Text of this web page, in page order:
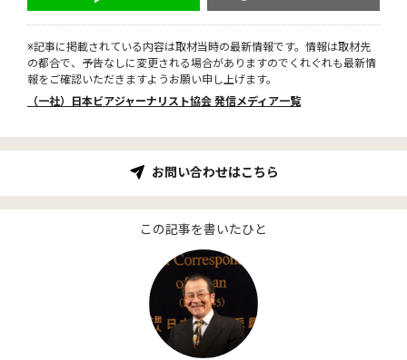
※記事に掲載されている内容は取材当時の最新情報です。情報は取材先
の都合で、予告なしに変更される場合がありますのでくれぐれも最新情
報をご確認いただきますようお願い申し上げます。
（一社）日本ビアジャーナリスト協会 発信メディア一覧
お問い合わせはこちら
この記事を書いたひと